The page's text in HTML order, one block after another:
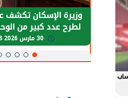
وزيرة الإسكان تكشف
لطرح عدد كبير من
بنظام